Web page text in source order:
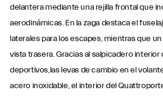
delantera mediante una rejilla frontal que
aerodinámicas. En la zaga destaca el
laterales para los escapes, mientras que
vista trasera. Gracias al salpicadero
deportivos,las levas de cambio en el
acero inoxidable, el interior del